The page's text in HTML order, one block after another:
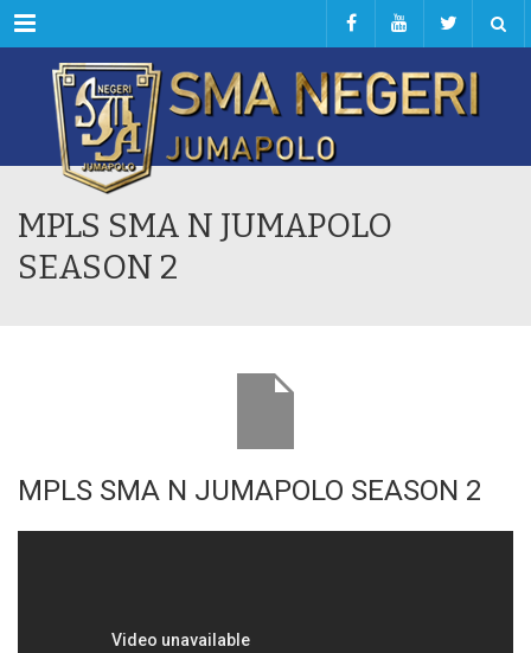
Menu
MPLS SMA N JUMAPOLO
SEASON 2
MPLS SMA N JUMAPOLO SEASON 2